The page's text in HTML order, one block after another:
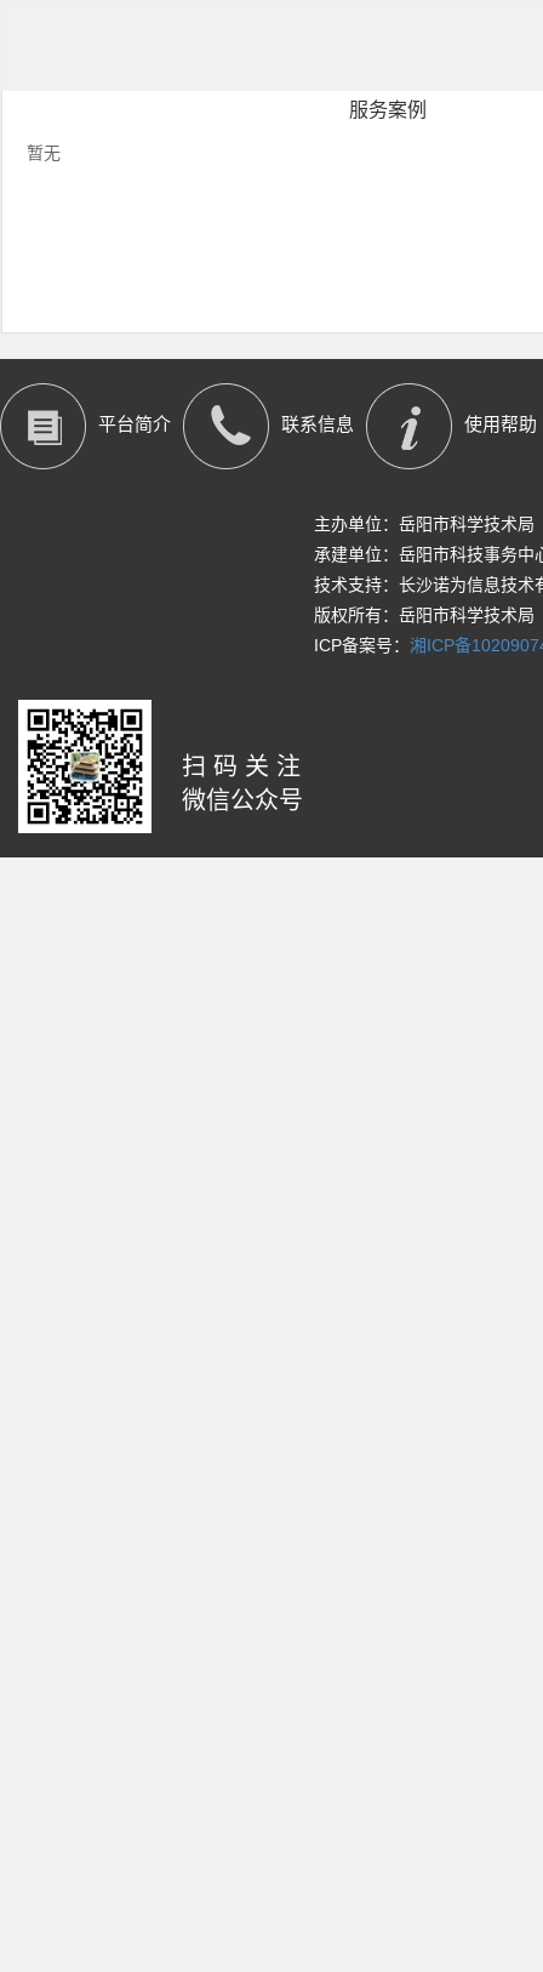
服务案例
暂无
平台简介 联系信息 使用帮助
主办单位：岳阳市科学技术局
承建单位：岳阳市科技事务中
技术支持：长沙诺为信息技术
版权所有：岳阳市科学技术局
ICP备案号： 湘ICP备
扫码关注
微信公众号